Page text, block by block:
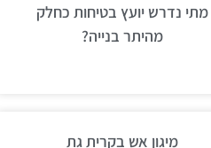
מתי נדרש יועץ בטיחות כחלק
מהיתר בנייה?
מיגון אש בקרית גת